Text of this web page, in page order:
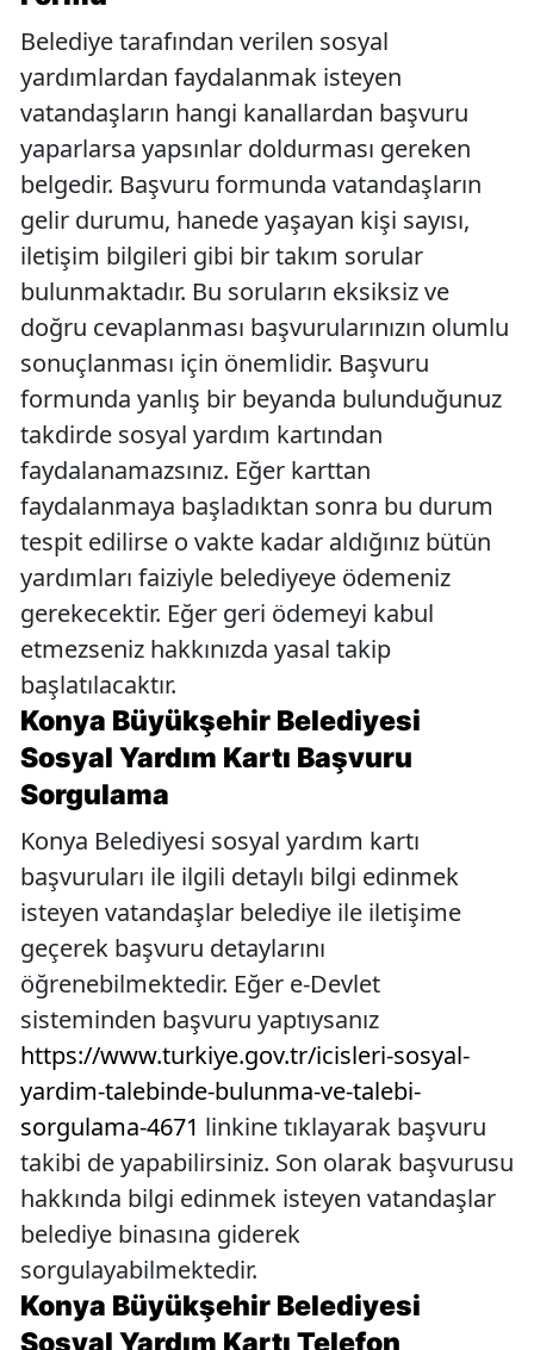
Belediye tarafından verilen sosyal
yardımlardan faydalanmak isteyen
vatandaşların hangi kanallardan başvuru
yaparlarsa yapsınlar doldurması gereken
belgedir. Başvuru formunda vatandaşların
gelir durumu, hanede yaşayan kişi sayısı,
iletişim bilgileri gibi bir takım sorular
bulunmaktadır. Bu soruların eksiksiz ve
doğru cevaplanması başvurularınızın olumlu
sonuçlanması için önemlidir. Başvuru
formunda yanlış bir beyanda bulunduğunuz
takdirde sosyal yardım kartından
faydalanamazsınız. Eğer karttan
faydalanmaya başladıktan sonra bu durum
tespit edilirse o vakte kadar aldığınız bütün
yardımları faiziyle belediyeye ödemeniz
gerekecektir. Eğer geri ödemeyi kabul
etmezseniz hakkınızda yasal takip
başlatılacaktır.
Konya Büyükşehir Belediyesi
Sosyal Yardım Kartı Başvuru
Sorgulama
Konya Belediyesi sosyal yardım kartı
başvuruları ile ilgili detaylı bilgi edinmek
isteyen vatandaşlar belediye ile iletişime
geçerek başvuru detaylarını
öğrenebilmektedir. Eğer e-Devlet
sisteminden başvuru yaptıysanız
https://www.turkiye.gov.tr/icisleri-sosyal-
yardim-talebinde-bulunma-ve-talebi-
sorgulama-4671 linkine tıklayarak başvuru
takibi de yapabilirsiniz. Son olarak başvurusu
hakkında bilgi edinmek isteyen vatandaşlar
belediye binasına giderek
sorgulayabilmektedir.
Konya Büyükşehir Belediyesi
Sosyal Yardım Kartı Telefon